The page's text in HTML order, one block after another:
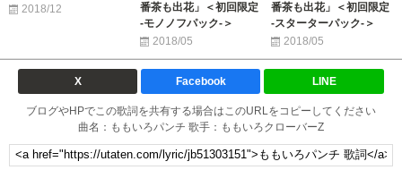
2018/12
番茶も出花」＜初回限定
-モノノフパック-＞
2018/05
番茶も出花」＜初回限定
-スターターパック-＞
2018/05
X Facebook LINE
ブログやHPでこの歌詞を共有する場合はこのURLをコピーしてください
曲名：ももいろパンチ 歌手：ももいろクローバーZ